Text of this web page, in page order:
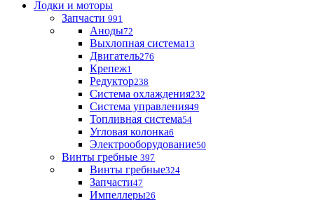
Лодки и моторы
Запчасти 991
Аноды72
Выхлопная система13
Двигатель276
Крепеж1
Редуктор238
Система охлаждения232
Система управления49
Топливная система54
Угловая колонка6
Электрооборудование50
Винты гребные 397
Винты гребные324
Запчасти47
Импеллеры26